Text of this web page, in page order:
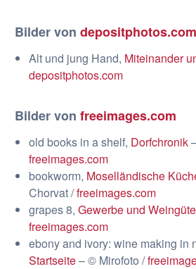
Bilder von depositphotos.com
Alt und jung Hand, Miteinander
depositphotos.com
Bilder von freeimages.com
old books in a shelf, Dorfchronik
freeimages.com
bookworm, Moselländische
Chorvat /freeimages.com
grapes 8, Gewerbe und
freeimages.com
ebony and ivory: wine making in
Startseite– © Mirofoto /